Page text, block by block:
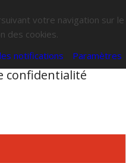
votre navigation sur le
des cookies.
notifications Paramètres
confidentialité